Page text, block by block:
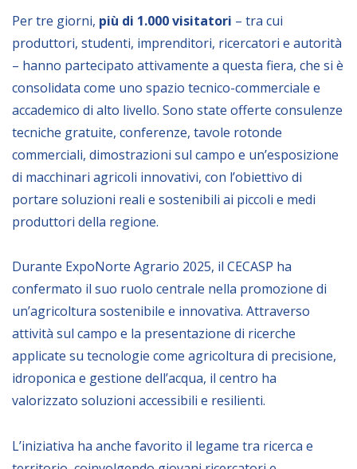
Foto
Video
Audio
BIBLIOTECA
Catalogo
Pubblicazioni
OPPORTUNITÀ
Bandi
Borse di studio
Alta Formazione
Albo fornitori
Per tre giorni, più di 1.000 visitatori – tra cui
produttori, studenti, imprenditori, ricercatori e autorità
– hanno partecipato attivamente a questa fiera, che si è
consolidata come uno spazio tecnico-commerciale e
accademico di alto livello. Sono state offerte consulenze
tecniche gratuite, conferenze, tavole rotonde
commerciali, dimostrazioni sul campo e un’esposizione
di macchinari agricoli innovativi, con l’obiettivo di
portare soluzioni reali e sostenibili ai piccoli e medi
produttori della regione.
Durante ExpoNorte Agrario 2025, il CECASP ha
confermato il suo ruolo centrale nella promozione di
un’agricoltura sostenibile e innovativa. Attraverso
attività sul campo e la presentazione di ricerche
applicate su tecnologie come agricoltura di precisione,
idroponica e gestione dell’acqua, il centro ha
valorizzato soluzioni accessibili e resilienti.
L’iniziativa ha anche favorito il legame tra ricerca e